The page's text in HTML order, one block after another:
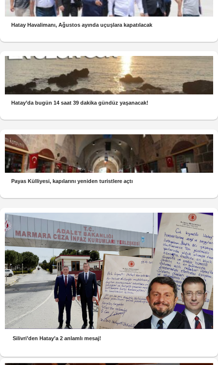
Hatay Havalimanı, Ağustos ayında uçuşlara kapatılacak
Hatay’da bugün 14 saat 39 dakika gündüz yaşanacak!
Payas Külliyesi, kapılarını yeniden turistlere açtı
Silivri’den Hatay’a 2 anlamlı mesaj!